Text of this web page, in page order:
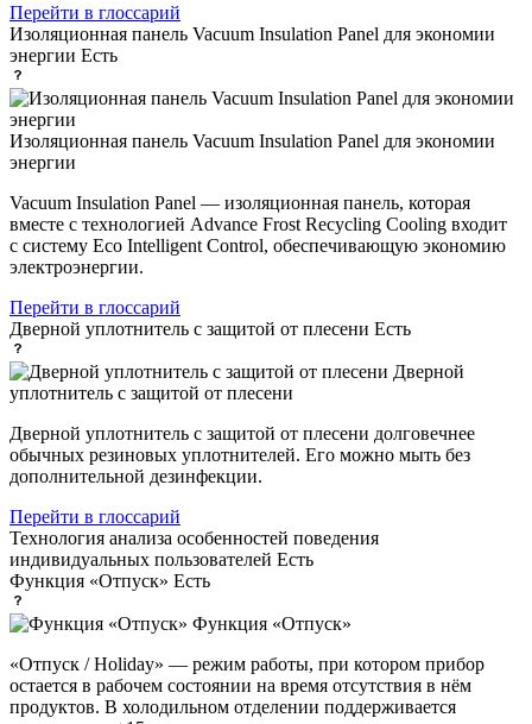
Перейти в глоссарий
Изоляционная панель Vacuum Insulation Panel для экономии
энергии Есть
Изоляционная панель Vacuum Insulation Panel для экономии
энергии
Vacuum Insulation Panel — изоляционная панель, которая
вместе с технологией Advance Frost Recycling Cooling входит
с систему Eco Intelligent Control, обеспечивающую экономию
электроэнергии.
Перейти в глоссарий
Дверной уплотнитель с защитой от плесени Есть
Дверной
уплотнитель с защитой от плесени
Дверной уплотнитель с защитой от плесени долговечнее
обычных резиновых уплотнителей. Его можно мыть без
дополнительной дезинфекции.
Перейти в глоссарий
Технология анализа особенностей поведения
индивидуальных пользователей Есть
Функция «Отпуск» Есть
Функция «Отпуск»
«Отпуск / Holiday» — режим работы, при котором прибор
остается в рабочем состоянии на время отсутствия в нём
продуктов. В холодильном отделении поддерживается